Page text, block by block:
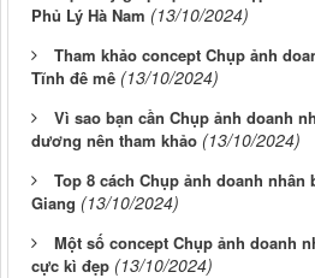
Phủ Lý Hà Nam (13/10/2024)
Tham khảo concept Chụp ảnh
Tĩnh đê mê (13/10/2024)
Vì sao bạn cần Chụp ảnh doanh
dương nên tham khảo (13/10/2024)
Top 8 cách Chụp ảnh doanh nhân
Giang (13/10/2024)
Một số concept Chụp ảnh doanh
cực kì đẹp (13/10/2024)